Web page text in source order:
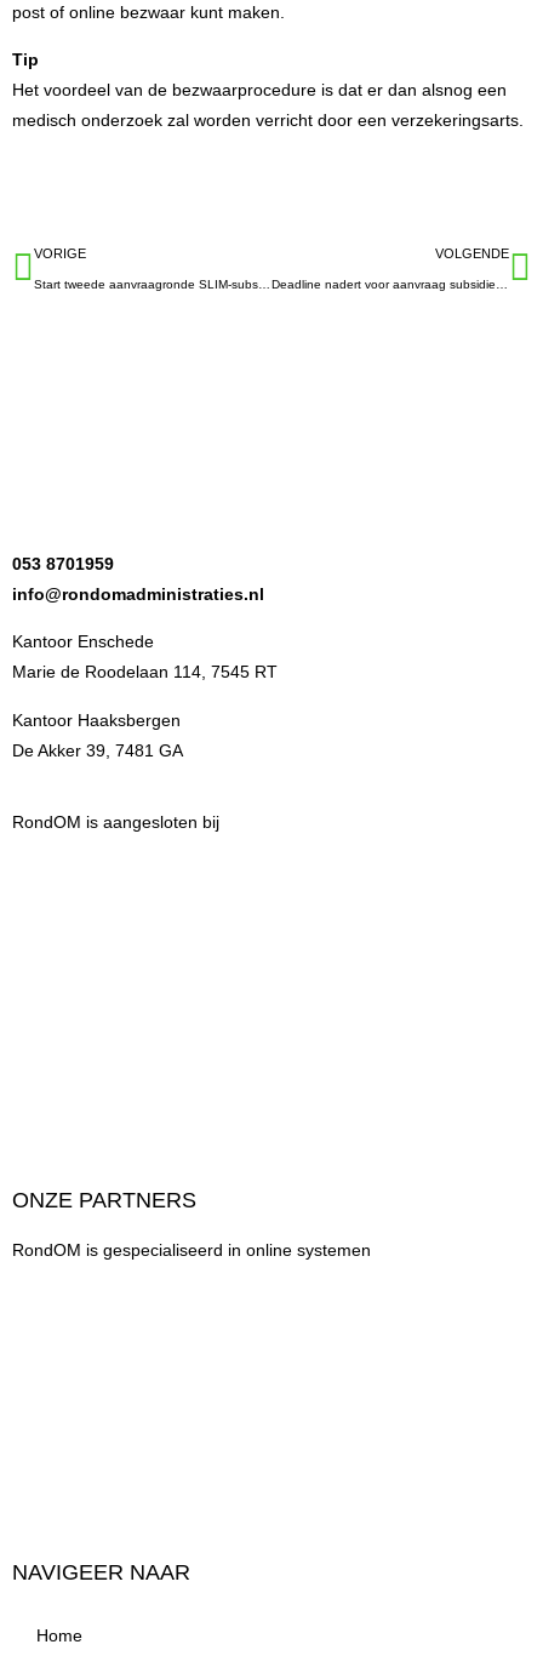
post of online bezwaar kunt maken
Tip
Het voordeel van de bezwaarprocedure is dat er dan alsnog een
medisch onderzoek zal worden verricht door een verzekeringsarts.
VORIGE VOLGENDE
053 8701959
info@rondomadministraties.nl
Kantoor Enschede
Marie de Roodelaan 114, 7545 RT
Kantoor Haaksbergen
De Akker 39, 7481 GA
RondOM is aangesloten bij
ONZE PARTNERS
RondOM is gespecialiseerd in online systemen
NAVIGEER NAAR
Home